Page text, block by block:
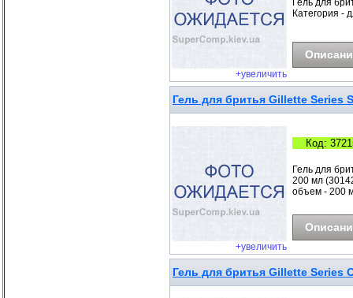
+увеличить
Гель для
Категория -
Гель для бритья Gillette Series
+увеличить
Код:
Гель для
200 мл
объем - 200
Гель для бритья Gillette